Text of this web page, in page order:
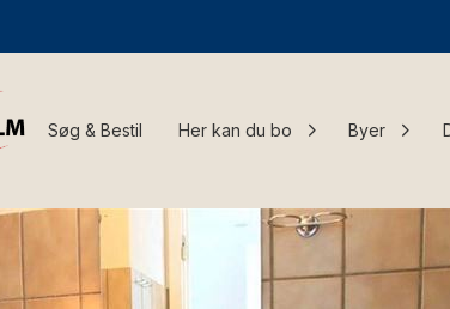
Søg & Bestil Her kan du bo Byer